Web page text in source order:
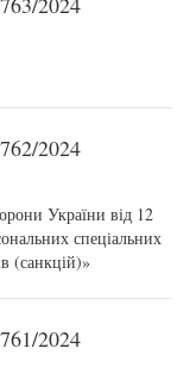
2024
України від 12
спеціальних
(санкцій)»
2024